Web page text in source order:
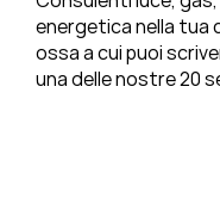
energetica nella tua
ossa a cui puoi
una delle nostre 20